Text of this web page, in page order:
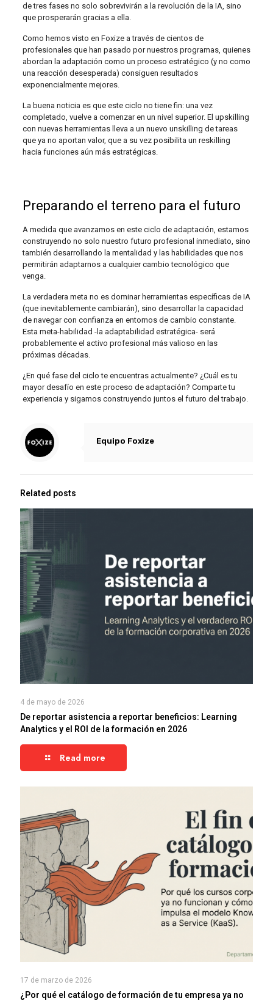
de tres fases no solo sobrevivirán a la revolución de la IA, sino
que prosperarán gracias a ella.
Como hemos visto en Foxize a través de cientos de
profesionales que han pasado por nuestros programas, quienes
abordan la adaptación como un proceso estratégico (y no como
una reacción desesperada) consiguen resultados
exponencialmente mejores.
La buena noticia es que este ciclo no tiene fin: una vez
completado, vuelve a comenzar en un nivel superior. El upskilling
con nuevas herramientas lleva a un nuevo unskilling de tareas
que ya no aportan valor, que a su vez posibilita un reskilling
hacia funciones aún más estratégicas.
Preparando el terreno para el futuro
A medida que avanzamos en este ciclo de adaptación, estamos
construyendo no solo nuestro futuro profesional inmediato, sino
también desarrollando la mentalidad y las habilidades que nos
permitirán adaptarnos a cualquier cambio tecnológico que
venga.
La verdadera meta no es dominar herramientas específicas de IA
(que inevitablemente cambiarán), sino desarrollar la capacidad
de navegar con confianza en entornos de cambio constante.
Esta meta-habilidad -la adaptabilidad estratégica- será
probablemente el activo profesional más valioso en las
próximas décadas.
¿En qué fase del ciclo te encuentras actualmente? ¿Cuál es tu
mayor desafío en este proceso de adaptación? Comparte tu
experiencia y sigamos construyendo juntos el futuro del trabajo.
Equipo Foxize
Related posts
4 de mayo de 2026
De reportar asistencia a reportar beneficios: Learning
Analytics y el ROI de la formación en 2026
Read more
17 de marzo de 2026
¿Por qué el catálogo de formación de tu empresa ya no